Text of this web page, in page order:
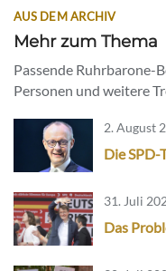
AUS DEM ARCHIV
Mehr zum Thema
Passende Ruhrbarone-
Personen und weitere
2. August
Die SPD-
31. Juli
Das